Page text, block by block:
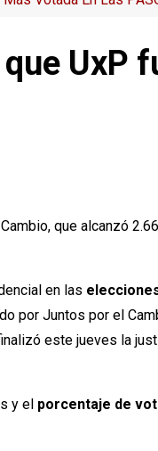
UxP
que alcanzó
en las
por Juntos por el
este jueves la
y el porcentaje de